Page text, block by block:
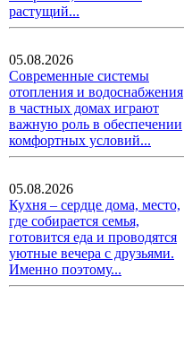
растущий...
05.08.2026
Современные системы
отопления и водоснабжения
в частных домах играют
важную роль в обеспечении
комфортных условий...
05.08.2026
Кухня – сердце дома, место,
где собирается семья,
готовится еда и проводятся
уютные вечера с друзьями.
Именно поэтому...